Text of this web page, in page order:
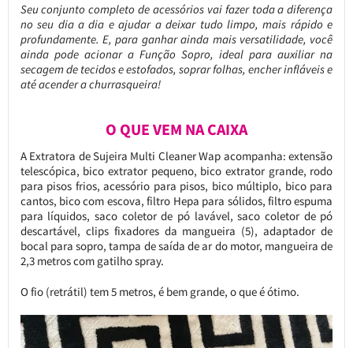
Seu conjunto completo de acessórios vai fazer toda a diferença
no seu dia a dia e ajudar a deixar tudo limpo, mais rápido e
profundamente. E, para ganhar ainda mais versatilidade, você
ainda pode acionar a Função Sopro, ideal para auxiliar na
secagem de tecidos e estofados, soprar folhas, encher infláveis e
até acender a churrasqueira!
O QUE VEM NA CAIXA
A Extratora de Sujeira Multi Cleaner Wap acompanha: extensão
telescópica, bico extrator pequeno, bico extrator grande, rodo
para pisos frios, acessório para pisos, bico múltiplo, bico para
cantos, bico com escova, filtro Hepa para sólidos, filtro espuma
para líquidos, saco coletor de pó lavável, saco coletor de pó
descartável, clips fixadores da mangueira (5), adaptador de
bocal para sopro, tampa de saída de ar do motor, mangueira de
2,3 metros com gatilho spray.
O fio (retrátil) tem 5 metros, é bem grande, o que é ótimo.